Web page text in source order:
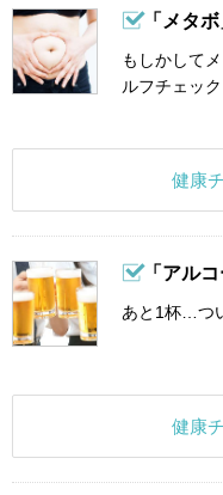
「メタ
もしかして
ルフチェック
健康
「アル
あと1杯…つ
健康